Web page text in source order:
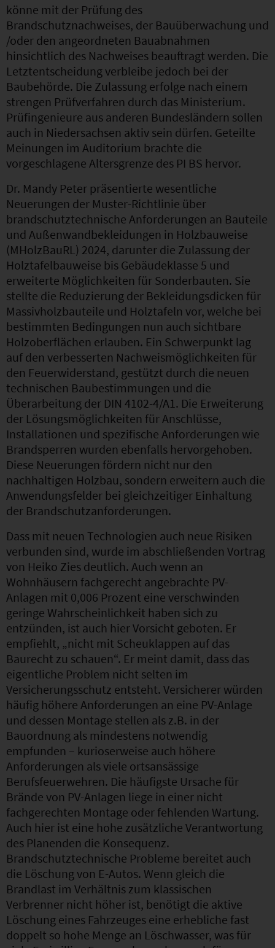
könne mit der Prüfung des
Brandschutznachweises, der Bauüberwachung und
/oder den angeordneten Bauabnahmen
hinsichtlich des Nachweises beauftragt werden. Die
Letztentscheidung verbleibe jedoch bei der
Baubehörde. Die Zulassung erfolge nach einem
strengen Prüfverfahren durch das Ministerium.
Prüfingenieure aus anderen Bundesländern sollen
auch in Niedersachsen aktiv sein dürfen. Geteilte
Meinungen im Auditorium brachte die
vorgeschlagene Altersgrenze des PI BS hervor.
Dr. Mandy Peter präsentierte wesentliche
Neuerungen der Muster-Richtlinie über
brandschutztechnische Anforderungen an Bauteile
und Außenwandbekleidungen in Holzbauweise
(MHolzBauRL) 2024, darunter die Zulassung der
Holztafelbauweise bis Gebäudeklasse 5 und
erweiterte Möglichkeiten für Sonderbauten. Sie
stellte die Reduzierung der Bekleidungsdicken für
Massivholzbauteile und Holztafeln vor, welche bei
bestimmten Bedingungen nun auch sichtbare
Holzoberflächen erlauben. Ein Schwerpunkt lag
auf den verbesserten Nachweismöglichkeiten für
den Feuerwiderstand, gestützt durch die neuen
technischen Baubestimmungen und die
Überarbeitung der DIN 4102-4/A1. Die Erweiterung
der Lösungsmöglichkeiten für Anschlüsse,
Installationen und spezifische Anforderungen wie
Brandsperren wurden ebenfalls hervorgehoben.
Diese Neuerungen fördern nicht nur den
nachhaltigen Holzbau, sondern erweitern auch die
Anwendungsfelder bei gleichzeitiger Einhaltung
der Brandschutzanforderungen.
Dass mit neuen Technologien auch neue Risiken
verbunden sind, wurde im abschließenden Vortrag
von Heiko Zies deutlich. Auch wenn an
Wohnhäusern fachgerecht angebrachte PV-
Anlagen mit 0,006 Prozent eine verschwinden
geringe Wahrscheinlichkeit haben sich zu
entzünden, ist auch hier Vorsicht geboten. Er
empfiehlt, „nicht mit Scheuklappen auf das
Baurecht zu schauen“. Er meint damit, dass das
eigentliche Problem nicht selten im
Versicherungsschutz entsteht. Versicherer würden
häufig höhere Anforderungen an eine PV-Anlage
und dessen Montage stellen als z.B. in der
Bauordnung als mindestens notwendig
empfunden – kurioserweise auch höhere
Anforderungen als viele ortsansässige
Berufsfeuerwehren. Die häufigste Ursache für
Brände von PV-Anlagen liege in einer nicht
fachgerechten Montage oder fehlenden Wartung.
Auch hier ist eine hohe zusätzliche Verantwortung
des Planenden die Konsequenz.
Brandschutztechnische Probleme bereitet auch
die Löschung von E-Autos. Wenn gleich die
Brandlast im Verhältnis zum klassischen
Verbrenner nicht höher ist, benötigt die aktive
Löschung eines Fahrzeuges eine erhebliche fast
doppelt so hohe Menge an Löschwasser, was für